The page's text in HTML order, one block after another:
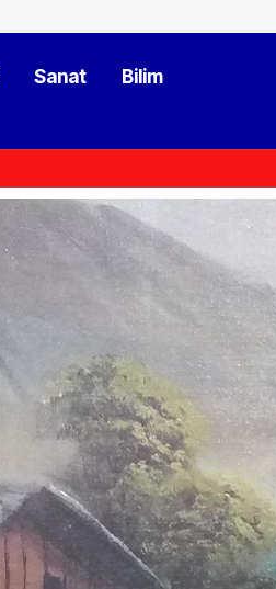
Sanat Bilim